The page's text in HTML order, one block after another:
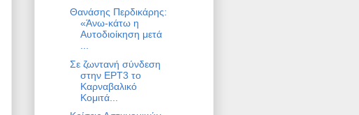
Θανάσης Περδικάρης:
«Άνω-κάτω η
Αυτοδιοίκηση μετά
Σε ζωντανή σύνδεση
στην ΕΡΤ3 το
Καρναβαλικό
Κομιτά...